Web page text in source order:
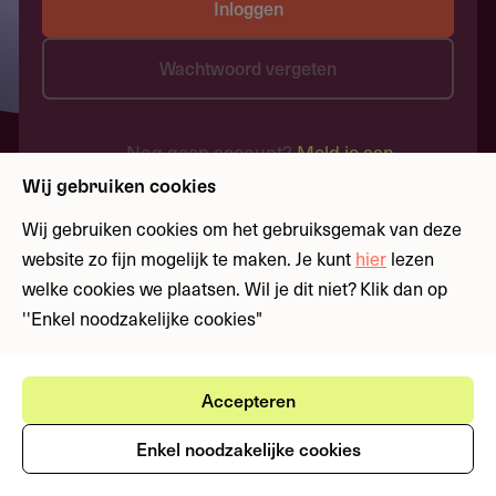
Inloggen
Wachtwoord vergeten
Nog geen account?Meld je aan
Wij gebruiken cookies
Wij gebruiken cookies om het gebruiksgemak van deze
website zo fijn mogelijk te maken. Je kunt hier lezen
welke cookies we plaatsen. Wil je dit niet? Klik dan op
''Enkel noodzakelijke cookies"
Accepteren
Enkel noodzakelijke cookies